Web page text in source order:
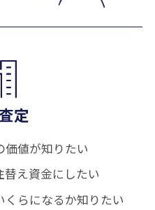
定
価値が知りたい
え資金にしたい
くらになるか知りたい